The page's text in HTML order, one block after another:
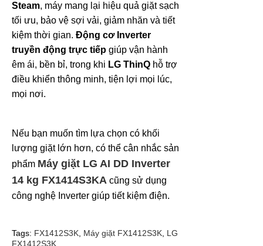
Steam, máy mang lại hiệu quả giặt sạch
tối ưu, bảo vệ sợi vải, giảm nhăn và tiết
kiệm thời gian. Động cơ Inverter
truyền động trực tiếp giúp vận hành
êm ái, bền bỉ, trong khi LG ThinQ hỗ trợ
điều khiển thông minh, tiện lợi mọi lúc,
mọi nơi.
Nếu bạn muốn tìm lựa chọn có khối
lượng giặt lớn hơn, có thể cân nhắc sản
phẩm Máy giặt LG AI DD Inverter
14 kg FX1414S3KA cũng sử dụng
công nghệ Inverter giúp tiết kiệm điện.
Tags: FX1412S3K Máy giặt FX1412S3K LG
FX1412S3K